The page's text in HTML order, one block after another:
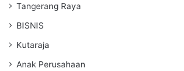
Tangerang Raya
BISNIS
Kutaraja
Anak Perusahaan